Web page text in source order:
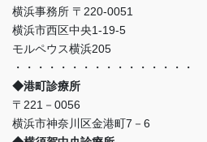
横浜事務所 〒220-0051
横浜市西区中央1-19-5
モルペウス横浜205
・・・・・・・・・・・・・・・・
◆港町診療所
〒221－0056
横浜市神奈川区金港町7－6